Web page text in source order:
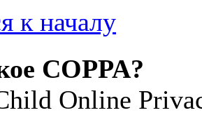
к началу
COPPA?
Online